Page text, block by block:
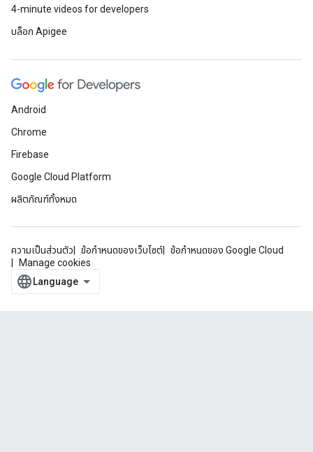
4-minute videos for developers
บล็อก Apigee
Android
Chrome
Firebase
Google Cloud Platform
ผลิตภัณฑ์ทั้งหมด
ความเป็นส่วนตัว ข้อกำหนดของเว็บไซต์
ข้อกำหนดของ Google Cloud
Manage cookies